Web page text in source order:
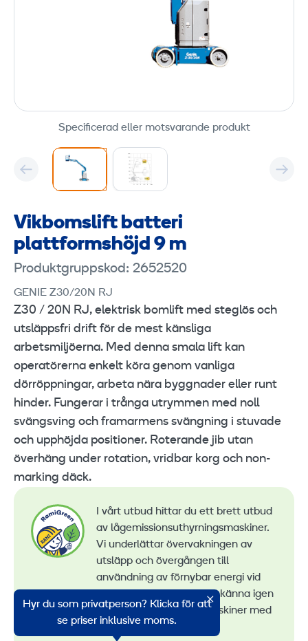
Specificerad eller motsvarande produkt
Vikbomslift batteri
plattformshöjd 9 m
Produktgruppskod: 2652520
GENIE Z30/20N RJ
Z30 / 20N RJ, elektrisk bomlift med steglös och
utsläppsfri drift för de mest känsliga
arbetsmiljöerna. Med denna smala lift kan
operatörerna enkelt köra genom vanliga
dörröppningar, arbeta nära byggnader eller runt
hinder. Fungerar i trånga utrymmen med noll
svängsving och framarmens svängning i stuvade
och upphöjda positioner. Roterande jib utan
överhäng under rotation, vridbar korg och non-
marking däck.
I vårt utbud hittar du ett brett utbud
av lågemissionsuthyrningsmaskiner.
Vi underlättar övervakningen av
utsläpp och övergången till
användning av förnybar energi vid
maskinuthyrning. Du kan känna igen
alla våra lågemissionsmaskiner med
RamiGreen-märket
Hyr du som privatperson? Klicka för att
se priser inklusive moms.